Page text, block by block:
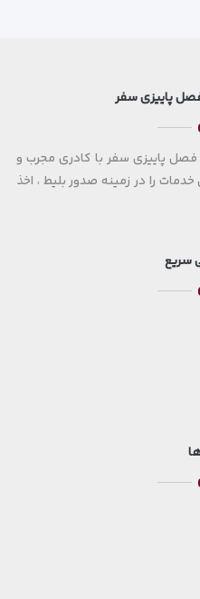
پاییزی سفر
پاییزی سفر با کادری مجرب و
را در زمینه صدور بلیط ، اخذ
سریع